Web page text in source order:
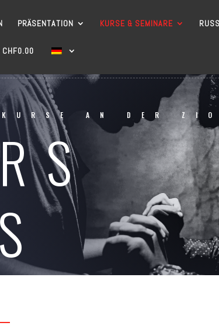
PRÄSENTATION KURSE & SEMINARE
CHF0.00
AN DER